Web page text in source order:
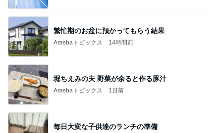
繁忙期のお盆に預かってもらう結果
Amebaトピックス 14時間前
堀ちえみの夫 野菜が余ると作る豚汁
Amebaトピックス 1日前
毎日大変な子供達のランチの準備